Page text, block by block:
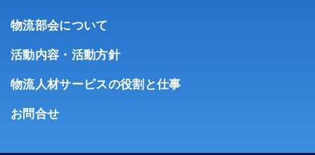
物流部会について
活動内容・活動方針
物流人材サービスの役割と仕事
お問合せ